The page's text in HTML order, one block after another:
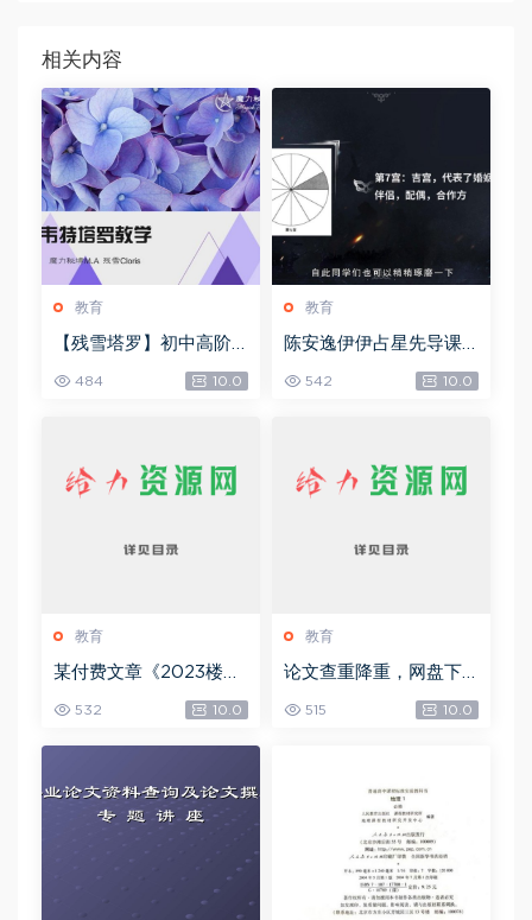
相关内容
教育
【残雪塔罗】初中高阶
484 10.0
教育
陈安逸伊伊占星先导课
6.45G)
542 10.0
教育
某付费文章《2023楼市
来吗？》!，网盘下载(15.
73M)
532 10.0
教育
论文查重降重，网盘下
515 10.0